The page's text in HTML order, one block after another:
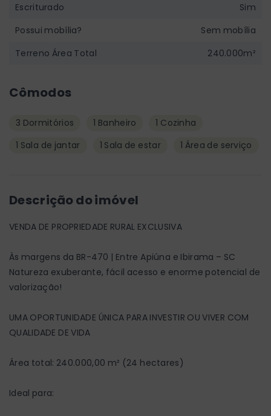
Cômodos
3 Dormitórios 1 Banheiro
1 Cozinha
1 Sala de jantar
1 Sala de estar 1 Área de serviço
Descrição do imóvel
VENDA DE PROPRIEDADE RURAL EXCLUSIVA
Às margens da BR-470 | Entre Apiúna e Ibirama – SC
Natureza exuberante, fácil acesso e enorme potencial de
valorização!
UMA OPORTUNIDADE ÚNICA PARA INVESTIR OU VIVER COM
QUALIDADE DE VIDA
Área total: 240.000,00 m² (24 hectares)
Ideal para:
Escriturado
Sim
Possui mobília?
Sem mobília
Terreno Área Total
240.000m²